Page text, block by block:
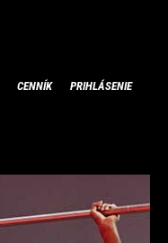
CENNÍK PRIHLÁSENIE